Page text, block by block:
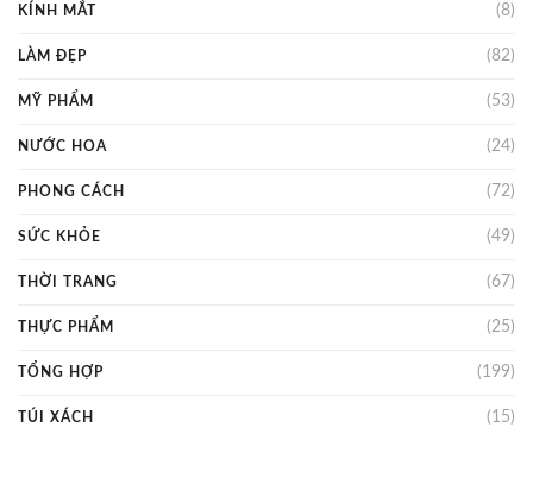
KÍNH MẮT (8)
LÀM ĐẸP (82)
MỸ PHẨM (53)
NƯỚC HOA (24)
PHONG CÁCH (72)
SỨC KHỎE (49)
THỜI TRANG (67)
THỰC PHẨM (25)
TỔNG HỢP (199)
TÚI XÁCH (15)